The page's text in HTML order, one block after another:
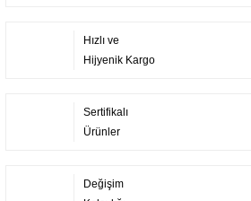
Hızlı ve
Hijyenik Kargo
Sertifikalı
Ürünler
Değişim